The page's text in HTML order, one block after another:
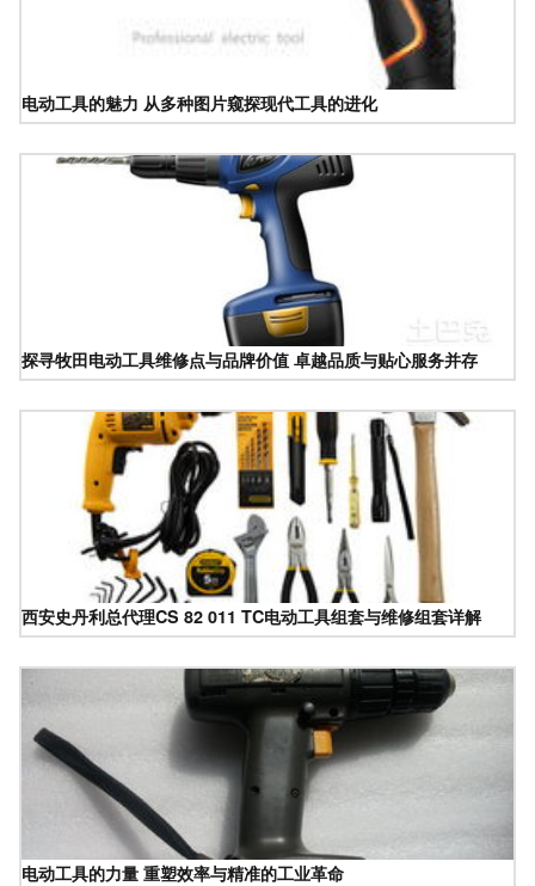
电动工具的魅力 从多种图片窥探现代工具的进化
探寻牧田电动工具维修点与品牌价值 卓越品质与贴心服务并存
西安史丹利总代理CS 82 011 TC电动工具组套与维修组套详解
电动工具的力量 重塑效率与精准的工业革命